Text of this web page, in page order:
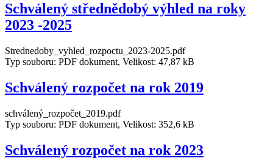
Schválený střednědobý výhled na roky
2023 -2025
Strednedoby_vyhled_rozpoctu_2023-2025.pdf
Typ souboru: PDF dokument, Velikost: 47,87 kB
Schválený rozpočet na rok 2019
schválený_rozpočet_2019.pdf
Typ souboru: PDF dokument, Velikost: 352,6 kB
Schválený rozpočet na rok 2023